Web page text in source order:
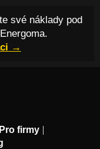
své náklady pod
→
Pro firmy